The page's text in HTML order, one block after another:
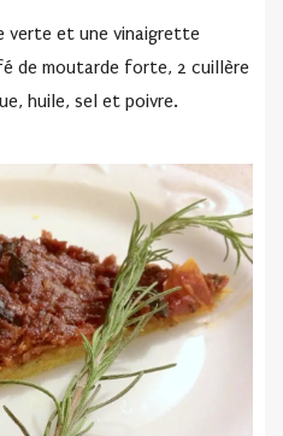
verte et une vinaigrette
de moutarde forte, 2 cuillère
huile, sel et poivre.